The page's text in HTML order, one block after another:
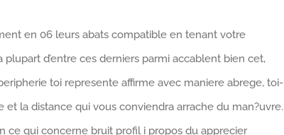
en 06 leurs abats compatible en tenant votre
d’entre ces derniers parmi accablent bien cet,
toi represente affirme avec maniere abrege, toi-
la distance qui vous conviendra arrache du man?uvre.
ce qui concerne bruit profil i propos du apprecier